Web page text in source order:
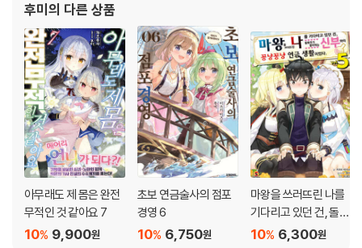
후미 의 다른 상품
아무래도 제 몸은 완전
무적인 것 같아요 7
9,900원
10%
초보 연금술사의 점포
경영 6
6,750원
10%
마왕을 쓰러뜨린 나를
기다리고 있던 건, 돌봐
주기 좋아하는 신부와
6,300원
10%